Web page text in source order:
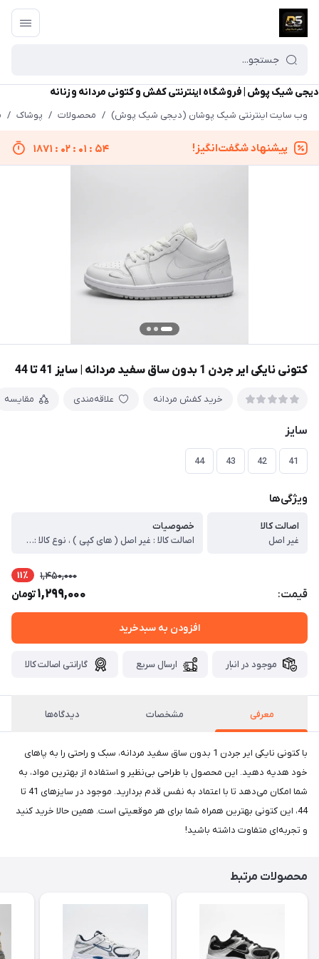
دیجی شیک پوش | فروشگاه اینترنتی کفش و کتونی مردانه و زنانه
وب سایت اینترنتی شیک پوشان (دیجی شیک پوش) / محصولات / پوشاک /
پیشنهاد شگفت‌انگیز! 1871 : 02 : 01 : 54
کتونی نایکی ایر جردن 1 بدون ساق سفید مردانه | سایز 41 تا 44
خرید کفش مردانه علاقه‌مندی مقایسه
سایز
41
42
43
44
ویژگی‌ها
اصالت کالا
غیر اصل
خصوصیات
اصالت کالا : غیر اصل ( های کپی ) ، نوع کالا : ( اسپرت – پیاده روی – باشگاه – مهمانی – استفاده روزمره ) ، مدل کالا : بندی ، دوخت : چسب پرس ، جنس زیره : پی یو + ( باعث انعطاف پذیری بیشتر کار و راحتی ) ، جنس رویه :چرم صنعتی ( باعث ضد آب کار میشود ) ، نوع کفی : راحتی ، گردش هوا ، جلو گیری از بود بد پا ، قابل تعویض ، کشور تولید کننده : ایران ، قابل شستشو : میباشد (برای شستشو محصول بهتر است از شامپو و اَبر استفاده شود. هنگام استفاده از ماشین لباسشویی از پودر آنزیم دار استفاده نشود) ، توضیحات اجمالی کالا : ، تمامی مواد اولیه این کار خارجی میباشد و در داخل مونتاژ شده قالب تمامی سایز ها استاندارد میباشد، کاملا مقاوم میباشد، چسب پرس داخل کار باعث مقاومت بیشتر کتونی در برابر فشار وارد شده میشود . ، رویه کار چرم میباشد ، علت استفاده از این رویه برای محصول باعث ضد آب شدن کار میشود.
قیمت:
1,450,000 11٪
1,299,000تومان
افزودن به سبدخرید
موجود در انبار ارسال سریع گارانتی اصالت کالا
معرفی مشخصات دیدگاه‌ها
با کتونی نایکی ایر جردن 1 بدون ساق سفید مردانه، سبک و راحتی را به پاهای
خود هدیه دهید. این محصول با طراحی بی‌نظیر و استفاده از بهترین مواد، به
شما امکان می‌دهد تا با اعتماد به نفس قدم بردارید. موجود در سایزهای 41 تا
44، این کتونی بهترین همراه شما برای هر موقعیتی است. همین حالا خرید کنید
و تجربه‌ای متفاوت داشته باشید!
محصولات مرتبط